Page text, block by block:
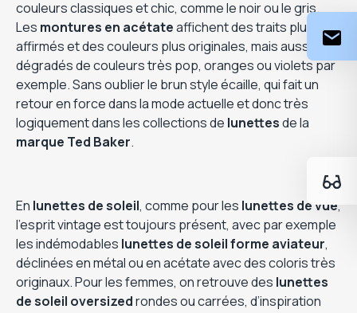
couleurs classiques et chic, comme le noir ou le gris.
Les montures en acétateaffichent des traits plus
affirmés et des couleurs plus originales, mais aussi des
dégradés de couleurs très pop, oranges ou violets par
exemple. Sans oublier le brun style écaille, qui fait un
retour en force dans la mode actuelle et donc très
logiquement dans les collections de lunettesde la
marque Ted Baker.
En lunettes de soleil, comme pour les lunettes de vue,
l’esprit vintage est toujours présent, avec par exemple
les indémodables lunettes de soleil forme aviateur,
déclinées en métal ou en acétate avec des coloris très
originaux. Pour les femmes, on retrouve des lunettes
de soleil oversizedrondes ou carrées, d’inspiration